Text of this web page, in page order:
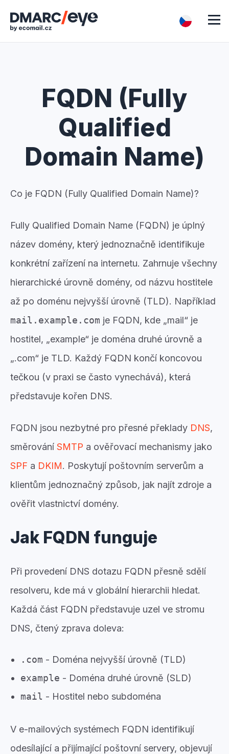
FQDN (Fully
Qualified
Domain Name)
Co je FQDN (Fully Qualified Domain Name)?
Fully Qualified Domain Name (FQDN) je úplný
název domény, který jednoznačně identifikuje
konkrétní zařízení na internetu. Zahrnuje všechny
hierarchické úrovně domény, od názvu hostitele
až po doménu nejvyšší úrovně (TLD). Například
mail.example.com je FQDN, kde „mail“ je
hostitel, „example“ je doména druhé úrovně a
„.com“ je TLD. Každý FQDN končí koncovou
tečkou (v praxi se často vynechává), která
představuje kořen DNS.
FQDN jsou nezbytné pro přesné překlady DNS,
směrování SMTP a ověřovací mechanismy jako
SPF a DKIM. Poskytují poštovním serverům a
klientům jednoznačný způsob, jak najít zdroje a
ověřit vlastnictví domény.
Jak FQDN funguje
Při provedení DNS dotazu FQDN přesně sdělí
resolveru, kde má v globální hierarchii hledat.
Každá část FQDN představuje uzel ve stromu
DNS, čtený zprava doleva:
.com - Doména nejvyšší úrovně (TLD)
example - Doména druhé úrovně (SLD)
mail - Hostitel nebo subdoména
V e-mailových systémech FQDN identifikují
odesílající a přijímající poštovní servery, objevují